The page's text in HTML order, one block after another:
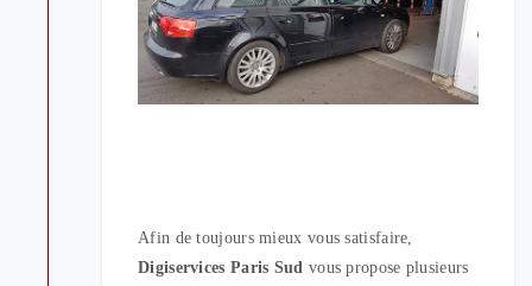
Afin de toujours mieux vous satisfaire,
Digiservices Paris Sud vous propose plusieurs